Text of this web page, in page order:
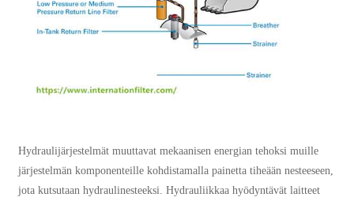
Hydraulijärjestelmät muuttavat mekaanisen energian tehoksi muille
järjestelmän komponenteille kohdistamalla painetta tiheään nesteeseen,
jota kutsutaan hydraulinesteeksi. Hydrauliikkaa hyödyntävät laitteet